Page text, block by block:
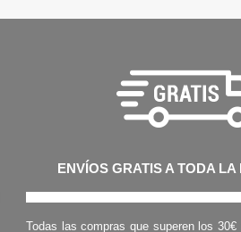
ENVÍOS GRATIS A TODA LA
Todas las compras que superen los